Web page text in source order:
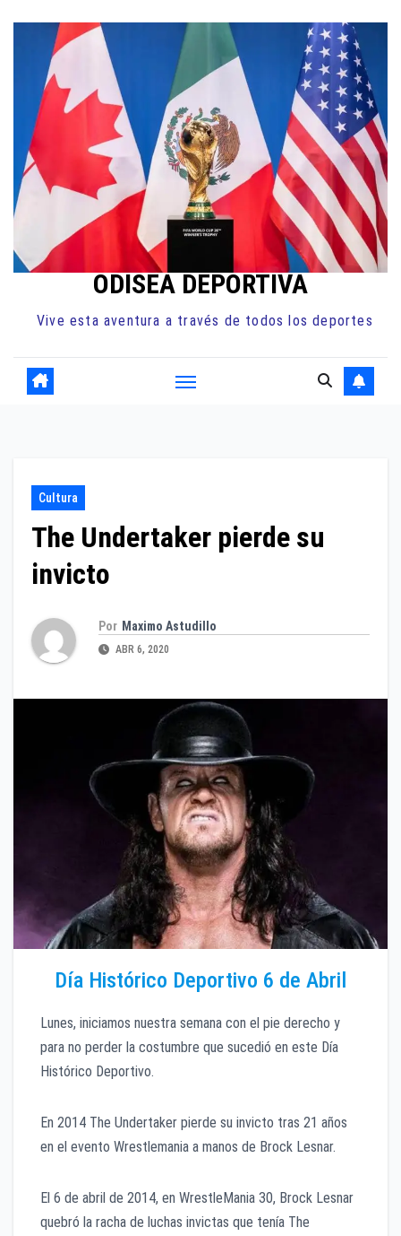
contenido
ODISEA DEPORTIVA
Vive esta aventura a través de todos los deportes
Cultura
The Undertaker pierde su
invicto
Por Maximo Astudillo
ABR 6, 2020
Día Histórico Deportivo 6 de Abril
Lunes, iniciamos nuestra semana con el pie derecho y
para no perder la costumbre que sucedió en este Día
Histórico Deportivo.
En 2014 The Undertaker pierde su invicto tras 21 años
en el evento Wrestlemania a manos de Brock Lesnar.
El 6 de abril de 2014, en WrestleMania 30, Brock Lesnar
quebró la racha de luchas invictas que tenía The